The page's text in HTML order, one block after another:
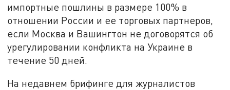
импортные пошлины в размере 100% в
отношении России и ее торговых партнеров,
если Москва и Вашингтон не договорятся об
урегулировании конфликта на Украине в
течение 50 дней.
На недавнем брифинге для журналистов